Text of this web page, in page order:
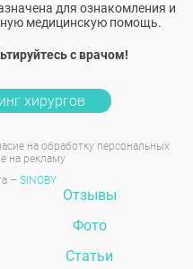
для ознакомления и
медицинскую помощь.
с врачом!
хирургов
на обработку персональных
на рекламу
– SINOBY
Отзывы
Фото
Статьи